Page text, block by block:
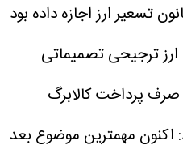
تسعیر ارز اجازه داده بود
ارز ترجیحی تصمیماتی
صرف پرداخت کالابرگ
اکنون مهمترین موضوع بعد